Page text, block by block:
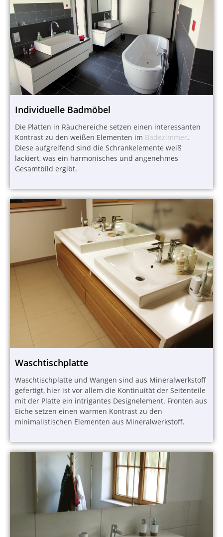
Individuelle Badmöbel
Die Platten in Räuchereiche setzen einen interessanten
Kontrast zu den weißen Elementen im Badezimmer.
Diese aufgreifend sind die Schrankelemente weiß
lackiert, was ein harmonisches und angenehmes
Gesamtbild ergibt.
Waschtischplatte
Waschtischplatte und Wangen sind aus Mineralwerkstoff
gefertigt, hier ist vor allem die Kontinuität der Seitenteile
mit der Platte ein intrigantes Designelement. Fronten aus
Eiche setzen einen warmen Kontrast zu den
minimalistischen Elementen aus Mineralwerkstoff.